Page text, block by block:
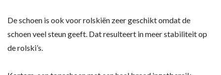
De schoen is ook voor rolskiën zeer geschikt omdat de
schoen veel steun geeft. Dat resulteert in meer stabiliteit op
de rolski’s.